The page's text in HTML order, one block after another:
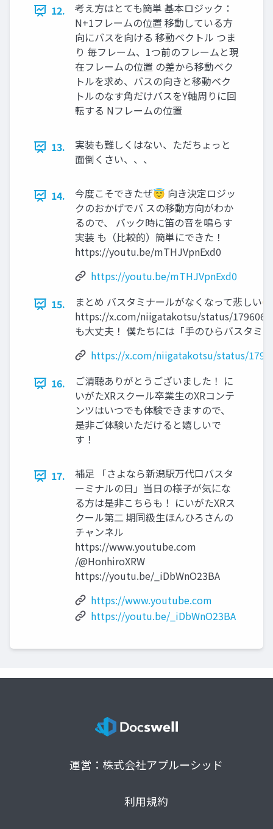
12.
考え方はとても簡単 基本ロジック：
N+1フレームの位置 移動している方
向にバスを向ける 移動ベクトル つま
り 毎フレーム、1つ前のフレームと現
在フレームの位置 の差から移動ベク
トルを求め、バスの向きと移動ベク
トルのなす角だけバスをY軸周りに回
転する Nフレームの位置
13.
実装も難しくはない、ただちょっと
面倒くさい、、、
14.
今度こそできたぜ😇 向き決定ロジッ
クのおかげでバ スの移動方向がわか
るので、 バック時に笛の音を鳴らす
実装 も（比較的）簡単にできた！
https://youtu.be/mTHJVpnExd0
https://youtu.be/mTHJVpnExd0
15.
まとめ バスタミナールがなくなって悲しい
https://x.com/niigatakotsu/status/
も大丈夫！ 僕たちには「手のひらバスタミ
https://x.com/niigatakotsu/status/
16.
ご清聴ありがとうございました！ に
いがたXRスクール卒業生のXRコンテ
ンツはいつでも体験できますので、
是非ご体験いただけると嬉しいで
す！
17.
補足 「さよなら新潟駅万代口バスタ
ーミナルの日」当日の様子が気にな
る方は是非こちらも！ にいがたXRス
クール第二 期同級生ほんひろさんの
チャンネル
https://www.youtube.com
/@HonhiroXRW
https://youtu.be/_iDbWnO23BA
https://www.youtube.com
https://youtu.be/_iDbWnO23BA
運営：株式会社アプルーシッド
利用規約